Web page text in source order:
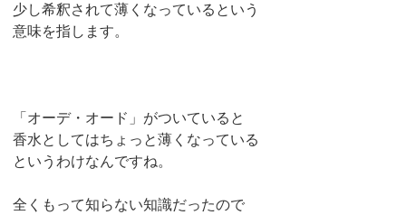
少し希釈されて薄くなっているという
意味を指します。
「オーデ・オード」がついていると
香水としてはちょっと薄くなっている
というわけなんですね。
全くもって知らない知識だったので